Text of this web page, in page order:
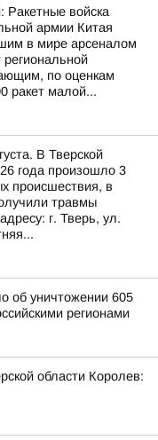
Ракетные войска
армии Китая
в мире арсеналом
региональной
по оценкам
ракет малой...
В Тверской
года произошло 3
происшествия, в
травмы
г. Тверь, ул.
об уничтожении 605
регионами
области Королев: